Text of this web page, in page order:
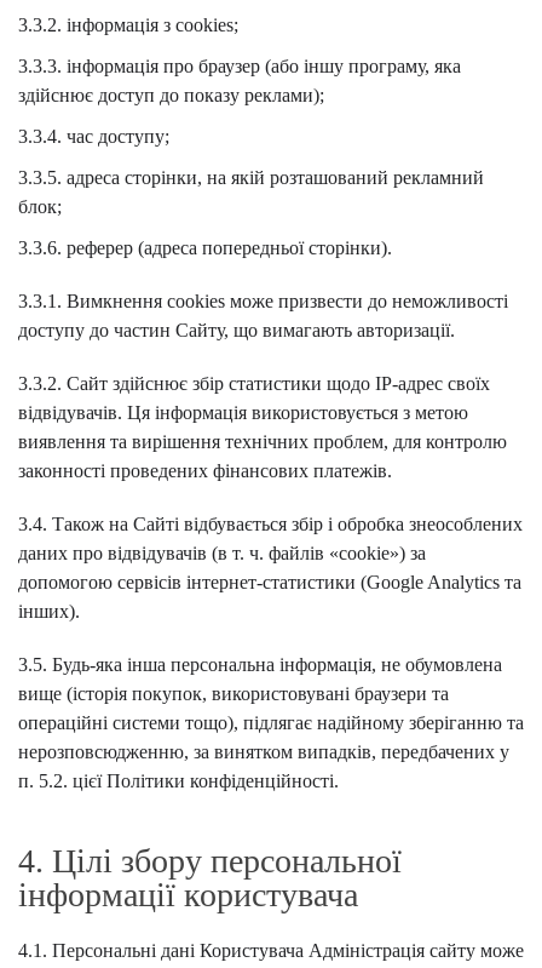
3.3.2. інформація з cookies;
3.3.3. інформація про браузер (або іншу програму, яка
здійснює доступ до показу реклами);
3.3.4. час доступу;
3.3.5. адреса сторінки, на якій розташований рекламний
блок;
3.3.6. реферер (адреса попередньої сторінки).
3.3.1. Вимкнення cookies може призвести до неможливості
доступу до частин Сайту, що вимагають авторизації.
3.3.2. Сайт здійснює збір статистики щодо IP-адрес своїх
відвідувачів. Ця інформація використовується з метою
виявлення та вирішення технічних проблем, для контролю
законності проведених фінансових платежів.
3.4. Також на Сайті відбувається збір і обробка знеособлених
даних про відвідувачів (в т. ч. файлів «cookie») за
допомогою сервісів інтернет-статистики (Google Analytics та
інших).
3.5. Будь-яка інша персональна інформація, не обумовлена
вище (історія покупок, використовувані браузери та
операційні системи тощо), підлягає надійному зберіганню та
нерозповсюдженню, за винятком випадків, передбачених у
п. 5.2. цієї Політики конфіденційності.
4. Цілі збору персональної
інформації користувача
4.1. Персональні дані Користувача Адміністрація сайту може